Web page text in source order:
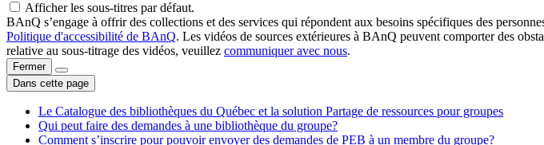
Afficher les sous-titres par défaut.
BAnQ s’engage à offrir des collections et des services qui répondent aux besoins spécifiques des
Politique d'accessibilité de BAnQ. Les vidéos de sources extérieures à BAnQ peuvent comporter des
relative au sous-titrage des vidéos, veuillez communiquer avec nous.
Fermer
Dans cette page
Le Catalogue des bibliothèques du Québec et la solution Partage de ressources pour groupes
Qui peut faire des demandes à une bibliothèque du groupe?
Comment s’inscrire pour pouvoir envoyer des demandes de PEB à un membre du groupe?